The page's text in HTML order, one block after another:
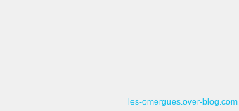
les-omergues.over-blog.com